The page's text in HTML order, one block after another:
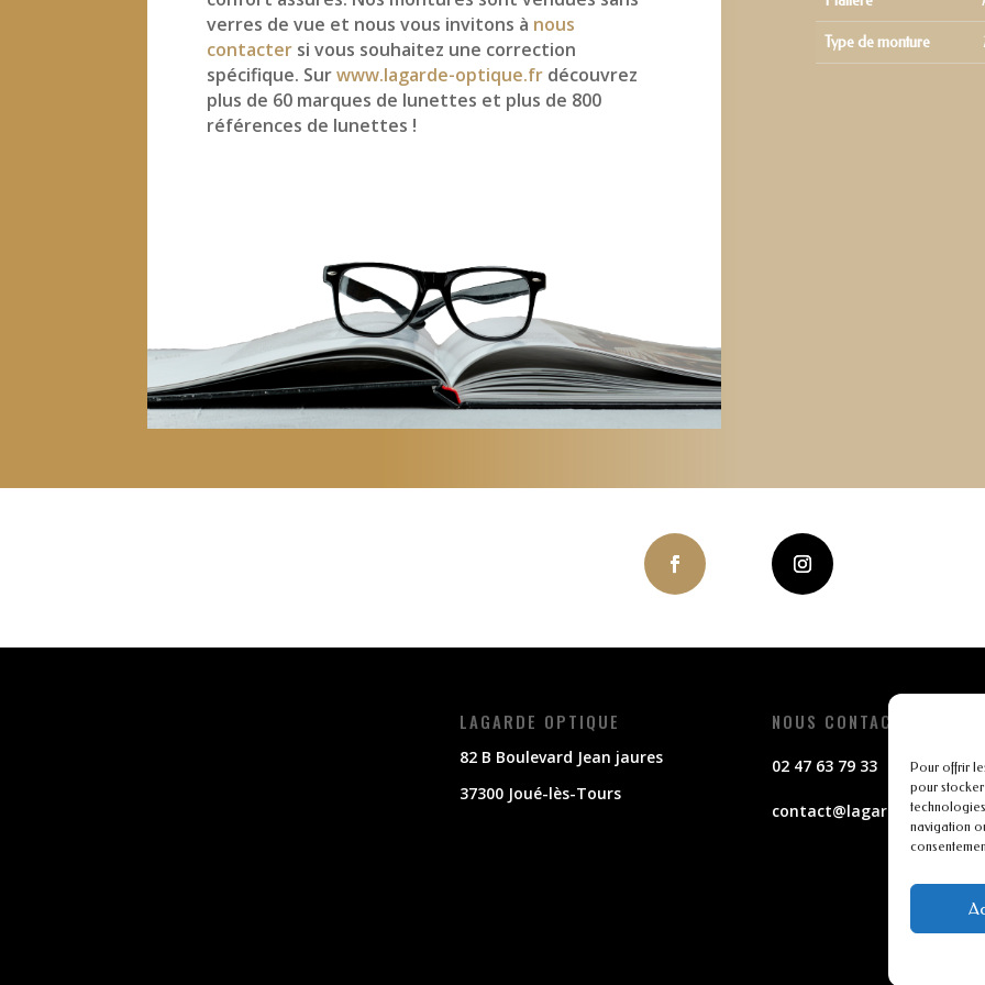
Pour offrir
pour
navigation
verres de vue et nous vous invitons à nous
contacter si vous souhaitez une correction
spécifique. Surwww.lagarde-optique.fr découvrez
plus de 60 marques de lunettes et plus de 800
références de lunettes !
Type de monture
LAGARDE OPTIQUE
82 B Boulevard Jean jaures
37300 Joué-lès-Tours
NOUS CONTACTER
02 47 63 79 33
contact@lagarde-